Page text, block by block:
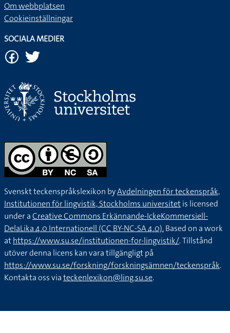
Om webbplatsen
Cookieinställningar
SOCIALA MEDIER
Svenskt teckenspråkslexikon byAvdelningen för teckenspråk,
Institutionen för lingvistik, Stockholms universitetis licensed
under aCreative Commons Erkännande-IckeKommersiell-
DelaLika 4.0 Internationell (CC BY-NC-SA 4.0).Based on a work
athttps://www.su.se/institutionen-for-lingvistik/. Tillstånd
utöver denna licens kan vara tillgängligt på
https://www.su.se/forskning/forskningsämnen/teckenspråk.
Kontakta oss viateckenlexikon@ling.su.se.